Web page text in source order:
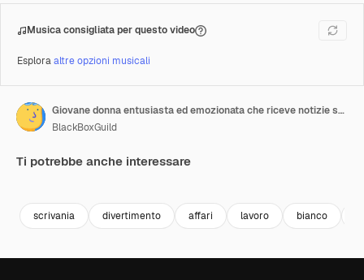
Musica consigliata per questo video
Esploraaltre opzioni musicali
Giovane donna entusiasta ed emozionata che riceve notizie straordinarie mentre lavora al laptop in ufficio
BlackBoxGuild
Ti potrebbe anche interessare
scrivania divertimento affari lavoro bianco